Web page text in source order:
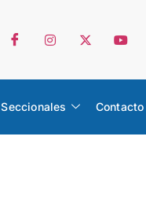
Seccionales Contacto